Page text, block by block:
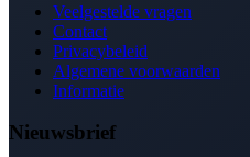
Veelgestelde vragen
Contact
Privacybeleid
Algemene voorwaarden
Informatie
Nieuwsbrief